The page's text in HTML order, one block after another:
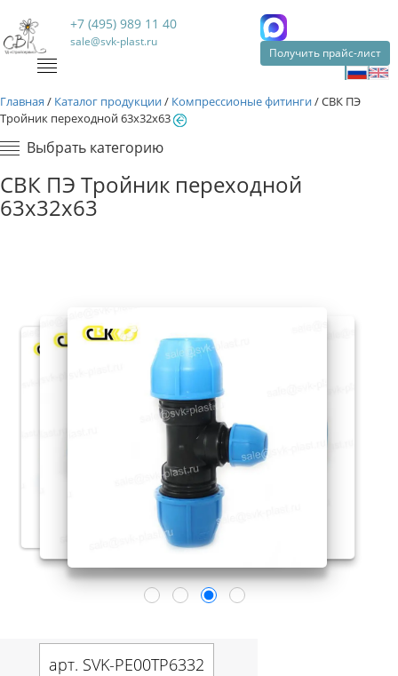
+7 (495) 989 11 40
sale@svk-plast.ru
Получить прайс-лист
Главная / Каталог продукции/ Компрессионые фитинги/СВК ПЭ
Тройник переходной 63х32х63
Выбрать категорию
СВК ПЭ Тройник переходной
63х32х63
арт. SVK-PE00TP6332